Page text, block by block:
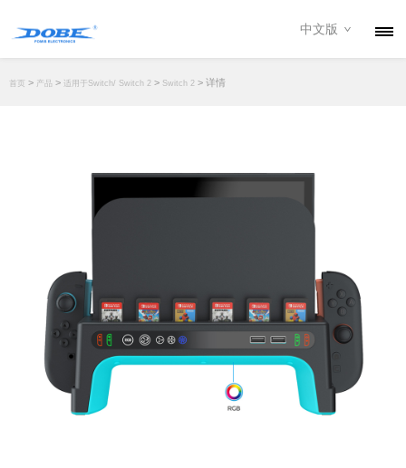
经销商
中文版
首页 > 产品 > 适用于Switch/ Switch 2 > Switch 2 > 详情